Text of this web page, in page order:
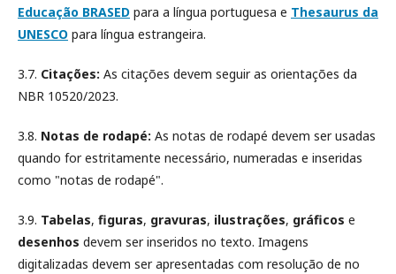
Educação BRASED para a língua portuguesa e Thesaurus da
UNESCO para língua estrangeira.
3.7. Citações: As citações devem seguir as orientações da
NBR 10520/2023.
3.8. Notas de rodapé: As notas de rodapé devem ser usadas
quando for estritamente necessário, numeradas e inseridas
como "notas de rodapé".
3.9. Tabelas, figuras, gravuras, ilustrações, gráficos e
desenhos devem ser inseridos no texto. Imagens
digitalizadas devem ser apresentadas com resolução de no